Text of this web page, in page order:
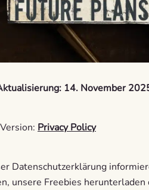
14. November
Privacy Policy
Datenschutzerklärung
unsere Freebies